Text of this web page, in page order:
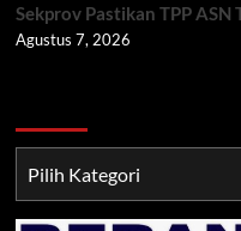
Sekprov Pastikan TPP ASN
Agustus 7, 2026
TNI/POLRI